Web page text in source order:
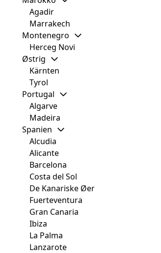
Agadir
Marrakech
Montenegro
Herceg Novi
Østrig
Kärnten
Tyrol
Portugal
Algarve
Madeira
Spanien
Alcudia
Alicante
Barcelona
Costa del Sol
De Kanariske Øer
Fuerteventura
Gran Canaria
Ibiza
La Palma
Lanzarote